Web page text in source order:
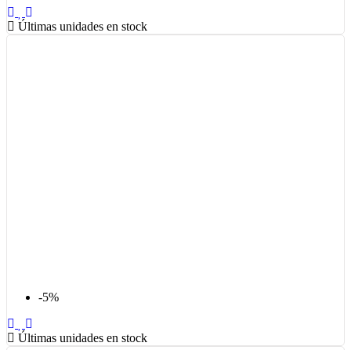
Últimas unidades en stock
-5%
Últimas unidades en stock